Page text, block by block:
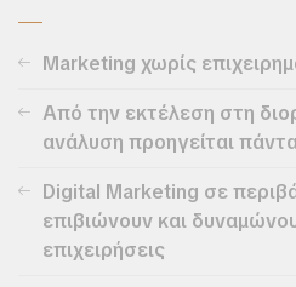
Marketing χωρίς
Από την εκτέλεση στη
ανάλυση προηγείται
Digital Marketing σε
επιβιώνουν και
επιχειρήσεις